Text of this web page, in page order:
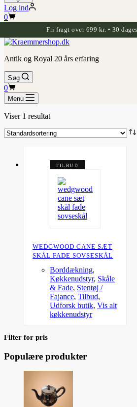
Log ind
Indkøbskurv
0
Fri fragt over 699 kr. • 30
Antik og Royal 20 års erfaring
Søg
Indkøbskurv
0
Menu
Viser 1 resultat
TILBUD
WEDGWOOD CANE SÆT
SKÅL FADE SOVSESKÅL
Borddækning,
Køkkenudstyr, Skåle
& Fade, Stentøj /
Fajance, Tilbud,
Udforsk butik, Vis alt
køkkenudstyr
Filter for pris
Populære produkter